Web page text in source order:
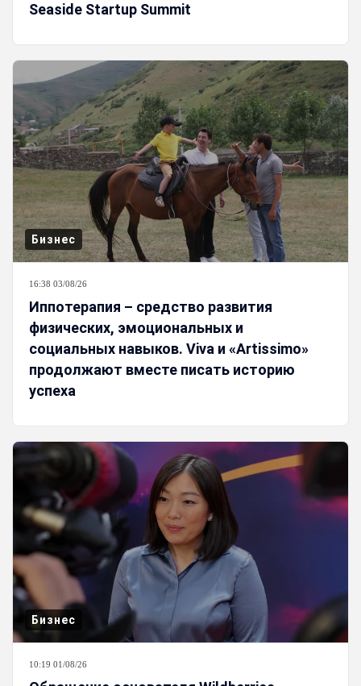
Seaside Startup Summit
Бизнес
16:38 03/08/26
Иппотерапия – средство развития
физических, эмоциональных и
социальных навыков. Viva и «Artissimo»
продолжают вместе писать историю
успеха
Бизнес
10:19 01/08/26